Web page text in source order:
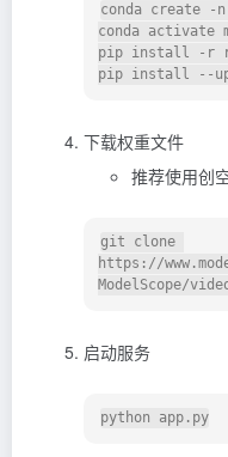
conda create -n
conda activate
pip install -r
下载权重文件
推荐使用创
git clone
https://
启动服务